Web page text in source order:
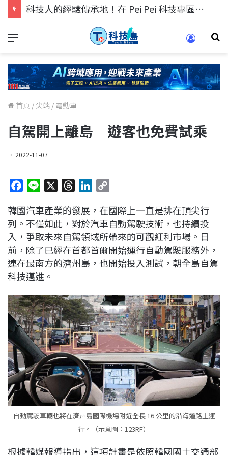
科技人找工作，就到TECH+ 科技專區!
首頁 /尖端 / 電動車
自駕開上離島 遊客也免費試乘
2022-11-07
c
e
b
o
o
k
n
e
r
e
a
d
s
n
k
e
d
I
p
y
L
i
n
韓國汽車產業的發展，在國際上一直是排在頂尖行
列。不僅如此，對於汽車自動駕駛技術，也持續投
入，爭取未來自駕領域所帶來的可觀紅利市場。日
前，除了已經在首都首爾開始運行自動駕駛服務外，
連在最南方的濟州島，也開始投入測試，朝全島自駕
科技邁進。
自動駕駛車輛也將在濟州島國際機場附近全長 16 公里的沿海道路上運
行。（示意圖：123RF）
根據韓媒報導指出，這項計畫是依照韓國國土交通部